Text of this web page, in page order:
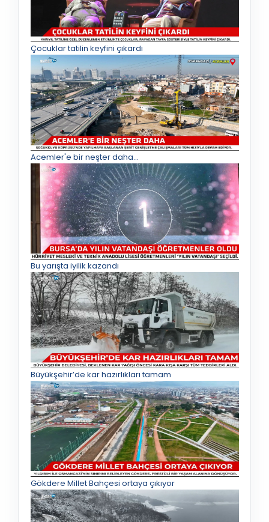
Çocuklar tatilin keyfini çıkardı
Acemler'e bir neşter daha...
Bu yarışta iyilik kazandı
Büyükşehir’de kar hazırlıkları tamam
Gökdere Millet Bahçesi ortaya çıkıyor